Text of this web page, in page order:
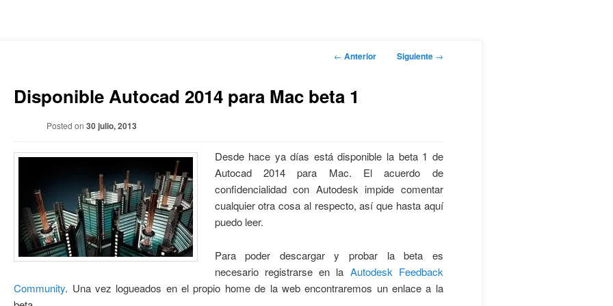
Navegación
entradas
← Anterior Siguiente →
Disponible Autocad 2014 para Mac beta 1
Posted on 30 julio, 2013
Desde hace ya días está disponible la beta 1 de
Autocad 2014 para Mac. El acuerdo de
confidencialidad con Autodesk impide comentar
cualquier otra cosa al respecto, así que hasta aquí
puedo leer.
Para poder descargar y probar la beta es
necesario registrarse en la Autodesk Feedback
Community. Una vez logueados en el propio home de la web encontraremos un enlace a la